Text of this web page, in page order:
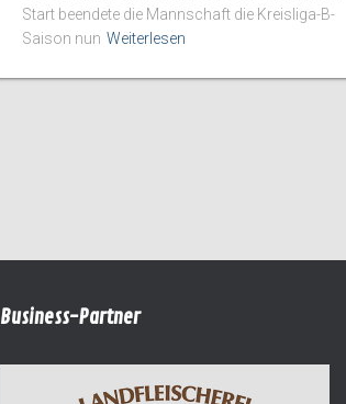
Start beendete die Mannschaft die Kreisliga-B-
Saison nun Weiterlesen
Business-Partner